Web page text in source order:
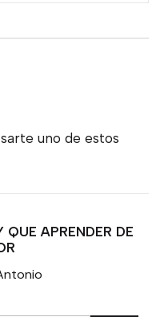
uno de estos
QUE APRENDER DE